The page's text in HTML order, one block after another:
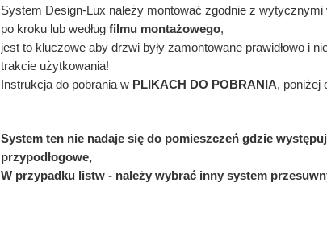
System Design-Lux należy montować zgodnie z wytycznymi
po kroku lub według filmu montażowego,
jest to kluczowe aby drzwi były zamontowane prawidłowo i
trakcie użytkowania!
Instrukcja do pobrania w PLIKACH DO POBRANIA, poniżej
System ten nie nadaje się do pomieszczeń gdzie
przypodłogowe,
W przypadku listw - należy wybrać inny system